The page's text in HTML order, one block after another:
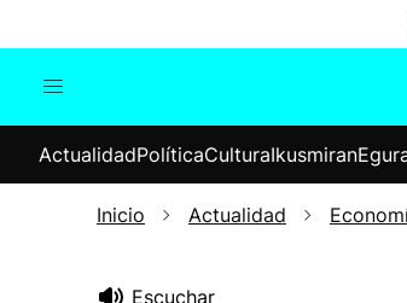
Internacional
Elecciones
ActualidadPolíticaCulturaIkusmiran
Inicio Actualidad
Escuchar